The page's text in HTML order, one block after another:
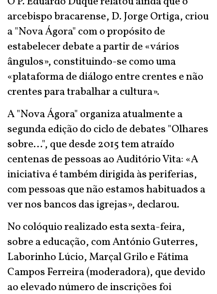
arcebispo bracarense, D. Jorge Ortiga, criou
a "Nova Ágora" com o propósito de
estabelecer debate a partir de «vários
ângulos», constituindo-se como uma
«plataforma de diálogo entre crentes e não
crentes para trabalhar a cultura».
A "Nova Ágora" organiza atualmente a
segunda edição do ciclo de debates "Olhares
sobre...", que desde 2015 tem atraído
centenas de pessoas ao Auditório Vita: «A
iniciativa é também dirigida às periferias,
com pessoas que não estamos habituados a
ver nos bancos das igrejas», declarou.
No colóquio realizado esta sexta-feira,
sobre a educação, com António Guterres,
Laborinho Lúcio, Marçal Grilo e Fátima
Campos Ferreira (moderadora), que devido
ao elevado número de inscrições foi